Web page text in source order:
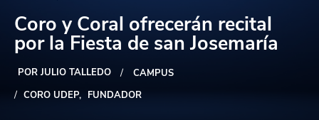
Coro y Coral ofrecerán recital
por la Fiesta de san Josemaría
POR JULIO TALLEDO
CAMPUS
CORO UDEP
FUNDADOR